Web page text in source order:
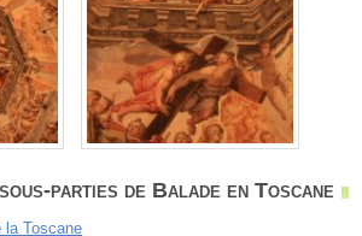
parties de Balade en Toscane
la Toscane